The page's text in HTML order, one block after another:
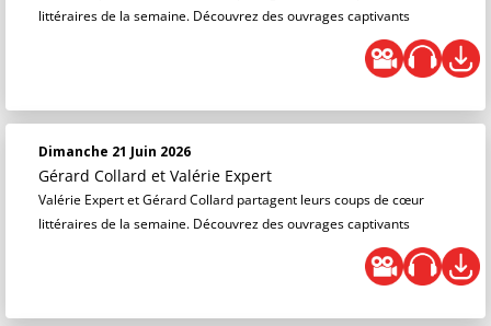
littéraires de la semaine. Découvrez des ouvrages captivants
Dimanche 21 Juin 2026
Gérard Collard et Valérie Expert
Valérie Expert et Gérard Collard partagent leurs coups de cœur
littéraires de la semaine. Découvrez des ouvrages captivants